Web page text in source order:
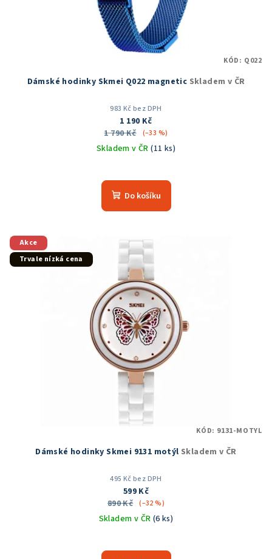
Dámské hodinky Skmei Q022 magnetic Skladem v ČR
983 Kč bez DPH
1 190 Kč
1 790 Kč
(–33 %)
Skladem v ČR(11 ks)
hodnocení
produktu
5
hvězdiček.
Do košíku
KÓD: Q022
Akce
Trvale nízká cena
Dámské hodinky Skmei 9131 motýl Skladem v ČR
495 Kč bez DPH
599 Kč
890 Kč (–32 %)
Skladem v ČR (6 ks)
KÓD: 9131-MOTYL